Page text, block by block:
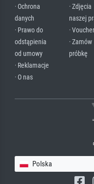
· Ochrona
danych
· Prawo do
odstąpienia
od umowy
· Reklamacje
· O nas
· Zdjęcia
naszej
·
· Zamów
próbkę
Polska